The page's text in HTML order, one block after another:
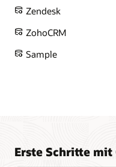
Zendesk
ZohoCRM
Sample
Erste Schritte